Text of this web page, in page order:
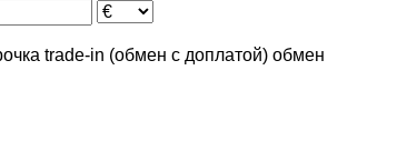
trade-in (обмен с доплатой) обмен